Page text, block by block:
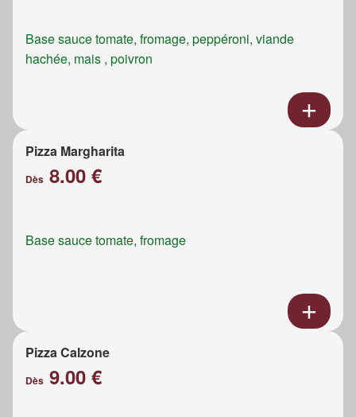
Base sauce tomate, fromage, peppéroni, viande
hachée, mais , poivron
Pizza Margharita
Dès 8.00 €
Base sauce tomate, fromage
Pizza Calzone
Dès 9.00 €